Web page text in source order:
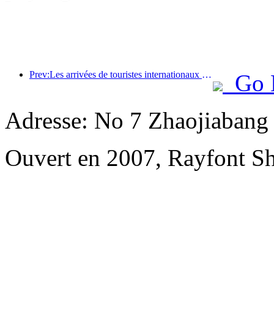
Prev:Les arrivées de touristes internationaux dans le monde ont augmenté de 5 % en glissement annuel au premier semestre de l'année
Go
Adresse: No 7
Ouvert en 2007, Rayfont